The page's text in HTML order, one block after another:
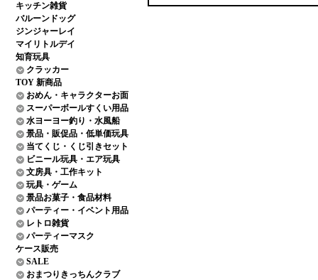
キッチン雑貨
バルーンドッグ
ジンジャーレイ
マイリトルデイ
知育玩具
クラッカー
TOY 新商品
おめん・キャラクターお面
スーパーボールすくい用品
水ヨーヨー釣り・水風船
景品・販促品・低単価玩具
当てくじ・くじ引きセット
ビニール玩具・エア玩具
文房具・工作キット
玩具・ゲーム
景品お菓子・食品材料
パーティー・イベント用品
レトロ雑貨
パーティーマスク
ケース販売
SALE
おまつりきっちんクラブ